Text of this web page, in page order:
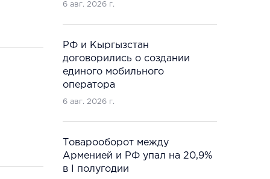
6 авг. 2026 г.
РФ и Кыргызстан
договорились о создании
единого мобильного
оператора
6 авг. 2026 г.
Товарооборот между
Арменией и РФ упал на 20,9%
в I полугодии